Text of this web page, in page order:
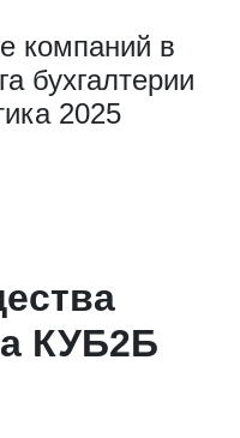
компаний в
бухгалтерии
2025
КУБ2Б